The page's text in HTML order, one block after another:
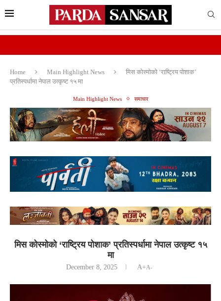
Home Main Highlight News
मिस कोस्मोको ‘राष्ट्रिय पोशाक’
प्रतिस्पर्धामा नेपाल उत्कृष्ट १५ मा
Main Highlight News समाचार
मिस कोस्मोको ‘राष्ट्रिय पोशाक’ प्रतिस्पर्धामा नेपाल उत्कृष्ट १५
मा
December 8, 2025 A+A-